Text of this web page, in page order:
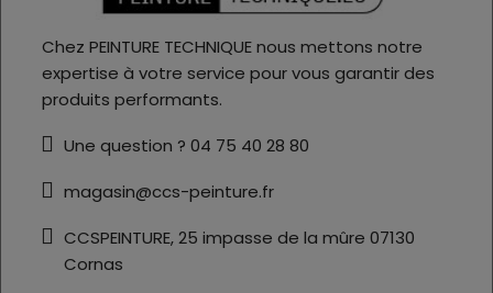
Chez PEINTURE TECHNIQUE nous mettons notre
expertise à votre service pour vous garantir des
produits performants.
Une question ? 04 75 40 28 80
magasin@ccs-peinture.fr
CCSPEINTURE, 25 impasse de la mûre 07130
Cornas